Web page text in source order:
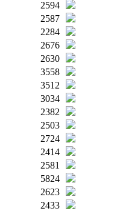
2594
2587
2284
2676
2630
3558
3512
3034
2382
2503
2724
2414
2581
5824
2623
2433